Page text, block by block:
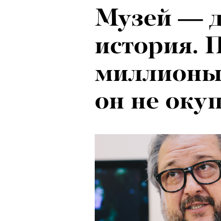
Музей —
история.
он не
Локарно-
показали
кино